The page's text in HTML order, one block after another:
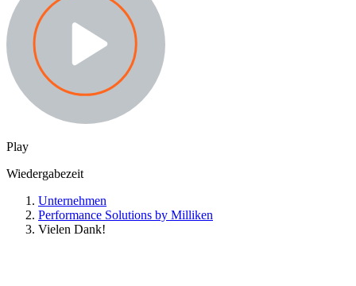
Play
Wiedergabezeit
Unternehmen
Performance Solutions by Milliken
Vielen Dank!